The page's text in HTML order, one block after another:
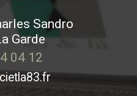
Sandro
Garde
04 12